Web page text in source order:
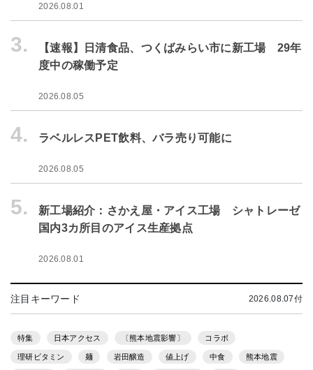
2026.08.01
3.
【速報】日清食品、つくばみらい市に新工場 29年
度中の稼働予定
2026.08.05
4. ラベルレスPET飲料、バラ売り可能に
2026.08.05
5.
新工場紹介：さかえ屋・アイス工場 シャトレーゼ
国内3カ所目のアイス生産拠点
2026.08.01
注目キーワード 2026.08.07付
特集 日本アクセス 〔熊本地震影響〕 コラボ
理研ビタミン 麺 岩田醸造 値上げ 中食 熊本地震